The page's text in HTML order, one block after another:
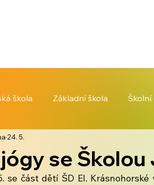
škola Základní škola Školní
se Školou
24. 5.
se část dětí ŠD El.